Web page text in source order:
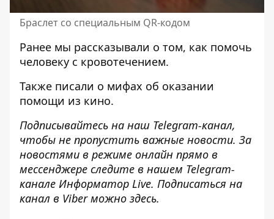
Браслет со специальным QR-кодом
Ранее мы рассказывали о том, как помочь
человеку с кровотечением.
Также писали о мифах об оказании
помощи из кино.
Подписывайтесь на наш Telegram-канал,
чтобы не пропустить важные новости. За
новостями в режиме онлайн прямо в
мессенджере следите в нашем Telegram-
канале Информатор Live. Подписаться на
канал в Viber можно здесь.